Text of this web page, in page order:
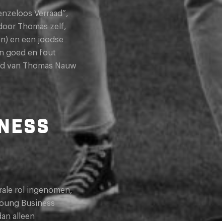
Verraad”,
Thomas zelf,
en een joodse
goed en fout
van Thomas Nauw
rol ingenomen,
Business
alleen